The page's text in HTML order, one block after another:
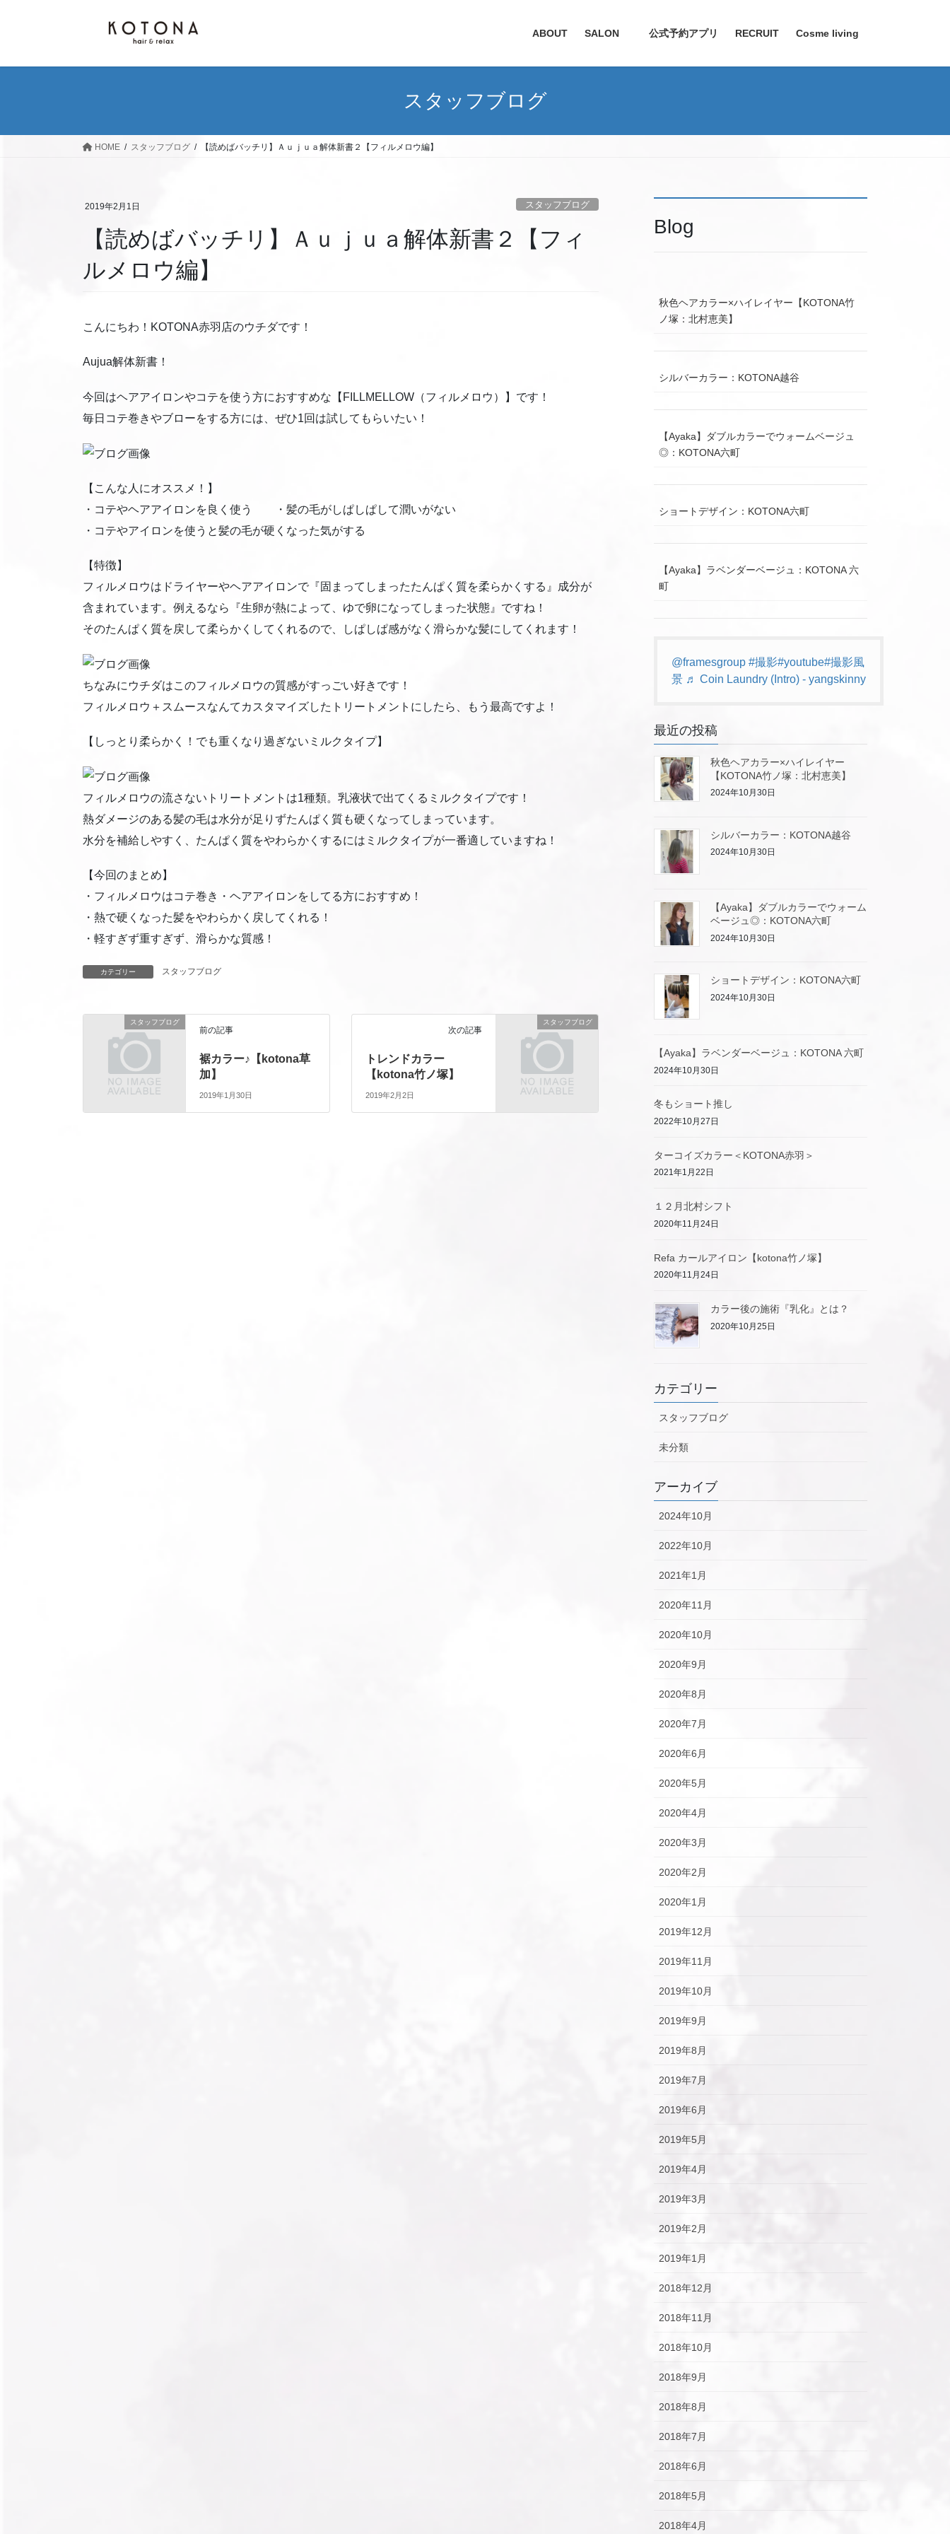
ABOUT SALON 公式予約アプリ RECRUIT Cosme living
スタッフブログ
HOME スタッフブログ 【読めばバッチリ】Ａｕｊｕａ解体新書２【フィルメロウ編】
2019年2月1日 スタッフブログ
【読めばバッチリ】Ａｕｊｕａ解体新書２【フィ
ルメロウ編】
こんにちわ！KOTONA赤羽店のウチダです！
Aujua解体新書！
今回はヘアアイロンやコテを使う方におすすめな【FILLMELLOW（フィルメロウ）】です！
毎日コテ巻きやブローをする方には、ぜひ1回は試してもらいたい！
【こんな人にオススメ！】
・コテやヘアアイロンを良く使う ・髪の毛がしぱしぱして潤いがない
・コテやアイロンを使うと髪の毛が硬くなった気がする
【特徴】
フィルメロウはドライヤーやヘアアイロンで『固まってしまったたんぱく質を柔らかくする』成分が
含まれています。例えるなら『生卵が熱によって、ゆで卵になってしまった状態』ですね！
そのたんぱく質を戻して柔らかくしてくれるので、しぱしぱ感がなく滑らかな髪にしてくれます！
ちなみにウチダはこのフィルメロウの質感がすっごい好きです！
フィルメロウ＋スムースなんてカスタマイズしたトリートメントにしたら、もう最高ですよ！
【しっとり柔らかく！でも重くなり過ぎないミルクタイプ】
フィルメロウの流さないトリートメントは1種類。乳液状で出てくるミルクタイプです！
熱ダメージのある髪の毛は水分が足りずたんぱく質も硬くなってしまっています。
水分を補給しやすく、たんぱく質をやわらかくするにはミルクタイプが一番適していますね！
【今回のまとめ】
・フィルメロウはコテ巻き・ヘアアイロンをしてる方におすすめ！
・熱で硬くなった髪をやわらかく戻してくれる！
・軽すぎず重すぎず、滑らかな質感！
カテゴリー スタッフブログ
スタッフブログ
前の記事
裾カラー♪【kotona草
加】
2019年1月30日
スタッフブログ
次の記事
トレンドカラー
【kotona竹ノ塚】
2019年2月2日
Blog
秋色ヘアカラー×ハイレイヤー【KOTONA竹
ノ塚：北村恵美】
シルバーカラー：KOTONA越谷
【Ayaka】ダブルカラーでウォームベージュ
◎：KOTONA六町
ショートデザイン：KOTONA六町
【Ayaka】ラベンダーベージュ：KOTONA 六
町
@framesgroup #撮影#youtube#撮影風
景 ♬ Coin Laundry (Intro) - yangskinny
最近の投稿
秋色ヘアカラー×ハイレイヤー
【KOTONA竹ノ塚：北村恵美】
2024年10月30日
シルバーカラー：KOTONA越谷
2024年10月30日
【Ayaka】ダブルカラーでウォーム
ベージュ◎：KOTONA六町
2024年10月30日
ショートデザイン：KOTONA六町
2024年10月30日
【Ayaka】ラベンダーベージュ：KOTONA 六町
2024年10月30日
冬もショート推し
2022年10月27日
ターコイズカラー＜KOTONA赤羽＞
2021年1月22日
１２月北村シフト
2020年11月24日
Refa カールアイロン【kotona竹ノ塚】
2020年11月24日
カラー後の施術『乳化』とは？
2020年10月25日
カテゴリー
スタッフブログ
未分類
アーカイブ
2024年10月
2022年10月
2021年1月
2020年11月
2020年10月
2020年9月
2020年8月
2020年7月
2020年6月
2020年5月
2020年4月
2020年3月
2020年2月
2020年1月
2019年12月
2019年11月
2019年10月
2019年9月
2019年8月
2019年7月
2019年6月
2019年5月
2019年4月
2019年3月
2019年2月
2019年1月
2018年12月
2018年11月
2018年10月
2018年9月
2018年8月
2018年7月
2018年6月
2018年5月
2018年4月